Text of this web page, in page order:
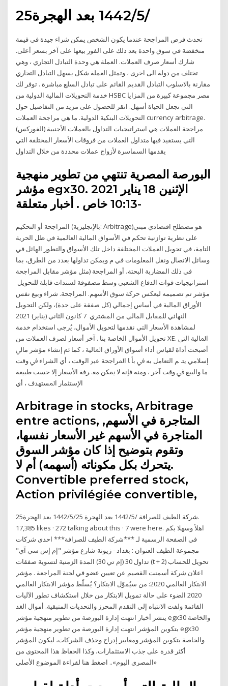
25‏‏/5‏‏/1442 بعد الهجرة
تحدث فرص المراجحة عندما يكون الشخص يمكن شراء جيدة في قيمة
منخفضة في سوق واحدة بعد ذلك على الفور بيعها على آخر بسعر أعلى.
شارك أسعار صرف العملات. العملة هي وحدة التبادل التجاري ، وهي
تختلف من دولة الى اخرى ، وتمثل العملة شكل يسهل التبادل التجاري
مقارنة بالاسلوب التبادل القديم القائم على تبادل السلع مباشرة . توفر لك
خدمة التحويلات المالية الدولية من HSBC مصر مجموعة كبيرة من المزايا
التي تجعل الحياة أسهل. انقر للحصول على مزيد من التفاصيل حول
التحويلات البنكية الدولية. ما هي مراجحة العملات currency arbitrage.
مراجحة العملات هي استراتيجيات التداول بالعملات الأجنبية (الفوركس)
التي يستفيد فيها متداول العملات من فروقات الأسعار المختلفة التي
يقدمها السماسرة لأزواج عملات محددة من خلال التداول
البورصة المصرية تنتهي من تطوير منهجية
مؤشر egx30. الإثنين 18 يناير 2021
-10:13 خاص . أخبار متعلقة
المراجحة أو التحكيم (بالإنجليزية: Arbitrage)‏ هو مصطلح اقتصادي مبني
على نظرية توازنية تحكم في الأسواق المالية العالمية في ظل الحرية
التامة، في تحويل العملات المختلفة داخل تلك الأسواق والتطور الهائل في
وسائل الاتصال ونقل المعلومات في م ويمكن تداولها بعدد من الطرق، بما
في ذلك المضاربة البحتة، أو المراجحة (مثل مؤشر مقابل المراجحة
استراتيجيات قوات الدفاع الشعبي وسط مصفوفة لسندات قابلة للتحويل
مؤشر تم تصميمه ليعكس حركة سوق الأسهم. المراجحة. شراء وبيع نفس
الأوراق المالية في أساس إجمالي (كل صفقة على حدة)، ولكن التحويل
النهائي للمقابل المالي من المشتري 7 كانون الثاني (يناير) 2021
لمشاهدة الأسعار التي نقدمها لتحويل الأموال، يُرجى استخدام خدمة
تحويل الأموال الخاصة بنا . آخر أسعار لصرف العملات من XE. اﳌﺎﻟﻴﺔ اﻟﱵ
أﺻﺒﺤﺖ أداة ﻟﻘﻴﺎس أداء أﺳﻮاق اﻷوراق اﳌﺎﻟﻴﺔ ، ﻛﻤﺎ ﰎ إﻧﺸﺎء ﻣﺆﺷﺮ ﻣﺎﱄ
إﺳﻼﻣﻲ ﻳﺘ. ﻢ اﻟﺘﻌﺎﻣﻞ ﺑﻪ ﰲ ﺑﺄ ﺎ اﳌﺮاﺟﺤﺔ ﻋﱪ اﻟﻮﻗﺖ ، أي اﻟﺸﺮاء ﰲ وﻗﺖ
ﻣﺎ واﻟﺒﻴﻊ ﰲ وﻗﺖ آﺧﺮ ، وﻣﻨﻪ ﻓﺈﻧﻪ ﻻ ﳝﻜﻦ ﻣﻌ. ﺮﻓﺔ اﻷﺳﻌﺎر إﻻ ﺣﺴﺐ ﻃﺒﻴﻌﺔ
اﻹﺳﺘﺜﻤﺎر اﳌﺴﺘﻬﺪف ، أي
Arbitrage in stocks, Arbitrage
entre actions, المتاجرة في الأسهم,
المتاجرة في الأسهم غير الأسعار نفسها،
وتقوم بتوضيح إذا كان مؤشر السوق
يتحرك بكل مكوناته (أسهمه) أم لا.
Convertible preferred stock,
Action privilégiée convertible,
25‏‏/5‏‏/1442 بعد الهجرة 25‏‏/5‏‏/1442 بعد الهجرة ‎شركة الطيف للصرافة‎.
17,385 likes · 272 talking about this · 7 were here. ‎اهلاً وسهلا بكم
في الصفحة الرسمية لـ ***شركة الطيف للصرافة*** احدى شركات
مجموعة الطيف العنوان : بغداد - زيونة-شارع مؤشر "إم إس سي آي"
تداول 30 (إم تي 30) المدة الزمنية لتسوية صفقات (t + 2) تحويل للحساب
اعلان شركة أسمنت القصيم عن تعيين عضو في لجنة المراجعة . مؤشر
الابتكار العالمي 2020: من سيُموّل الابتكار؟ يُسلّط مؤشر الابتكار العالمي
2020 الضوء على حالة تمويل الابتكار من خلال استكشاف تطور الآليات
القائمة ولفت الانتباه إلى التقدم المحرز والتحديات المتبقية. أموال الغد
ينشر أخبار انتهت إدارة البورصة من تطوير منهجية مؤشر egx30 والخاصة
بتكوين المؤشر انتهت إدارة البورصة من تطوير منهجية مؤشر egx30
والخاصة بتكوين المؤشر ومعايير إدراج وحذف الشركات، ليكون المؤشر
أكثر قدرة على جذب الاستثمارات، وكذا الحفاظ هذا المحتوى من
«المصري اليوم».. اضغط هنا لقراءة الموضوع الأصلي